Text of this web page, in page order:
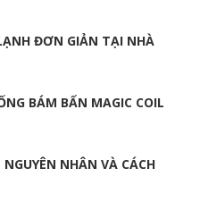
ĐƠN GIẢN TẠI NHÀ
BÁM BẨN MAGIC COIL
NHÂN VÀ CÁCH